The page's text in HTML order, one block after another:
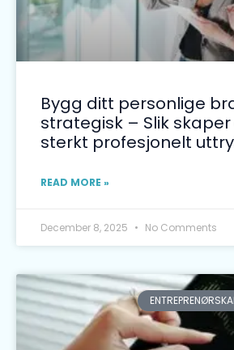
Bygg ditt personlige
strategisk – Slik
sterkt profesjonelt
READ MORE »
December 8, 2025 No Comments